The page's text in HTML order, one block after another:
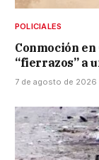
POLICIALES
Conmoción
“fierrazos” a
7 de agosto de 2026